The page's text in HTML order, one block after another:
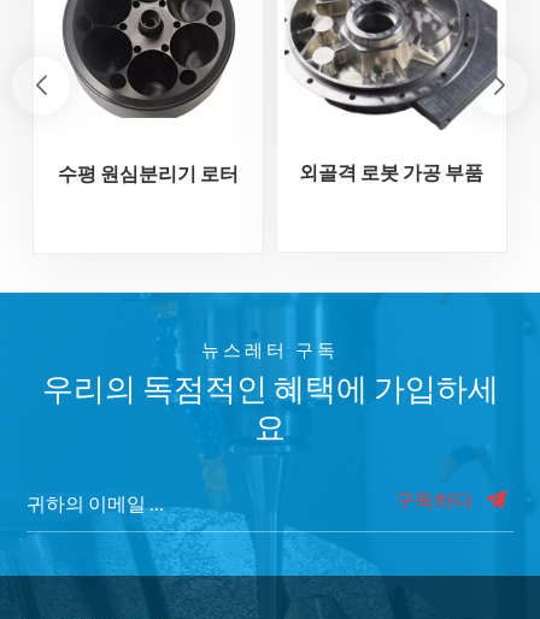
수평 원심분리기 로터 외골격 로봇 가공 부품
뉴스레터 구독
우리의 독점적인 혜택에 가입하세
요
구독하다